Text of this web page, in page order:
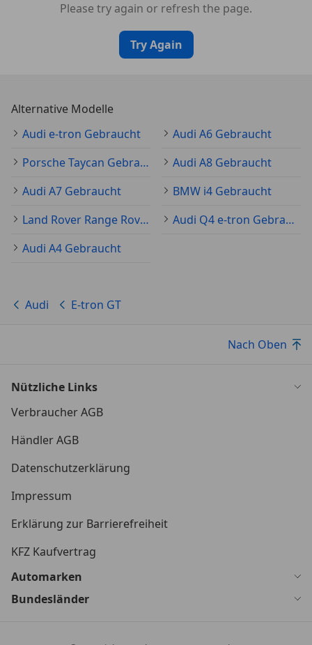
Please try again or refresh the page.
Try Again
Alternative Modelle
Audi e-tron Gebraucht
Audi A6 Gebraucht
Porsche Taycan Gebraucht
Audi A8 Gebraucht
Audi A7 Gebraucht
BMW i4 Gebraucht
Land Rover Range Rover Velar Gebraucht
Audi Q4 e-tron Gebraucht
Audi A4 Gebraucht
Audi E-tron GT
Nach Oben
Nützliche Links
Verbraucher AGB
Händler AGB
Datenschutzerklärung
Impressum
Erklärung zur Barrierefreiheit
KFZ Kaufvertrag
Automarken
Bundesländer